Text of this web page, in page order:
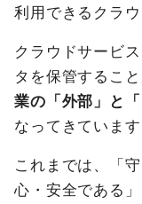
利用できるクラ
クラウドサービ
タを保管するこ
業の「外部」と
なってきています
これまでは、「
心・安全である